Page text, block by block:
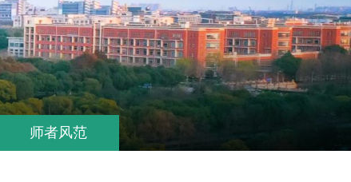
师者风范